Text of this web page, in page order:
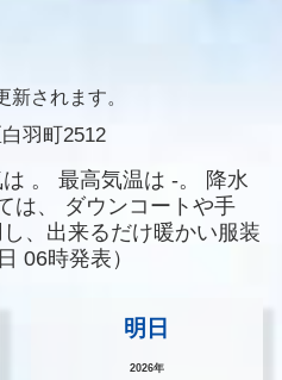
新されます。
羽町2512
。 最高気温は -。
降水
は、
ダウンコートや手
、出来るだけ暖かい服装
06時発表）
明日
2026年